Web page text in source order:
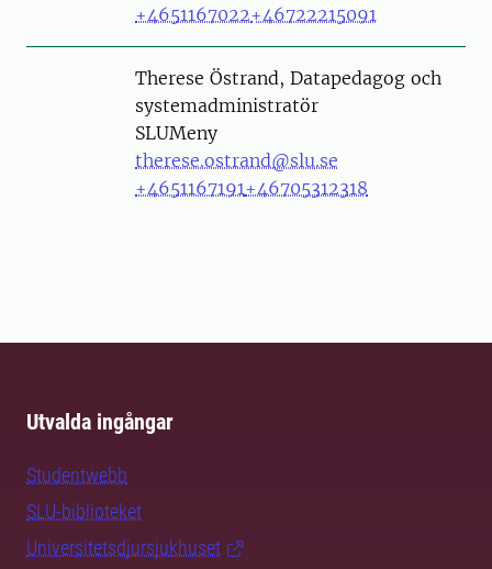
+4651167022+46722215091
PersonTherese Östrand, Datapedagog och
systemadministratör
SLUMeny
therese.ostrand@slu.se
+4651167191+46705312318
Utvalda ingångar
Studentwebb
SLU-biblioteket
Universitetsdjursjukhuset